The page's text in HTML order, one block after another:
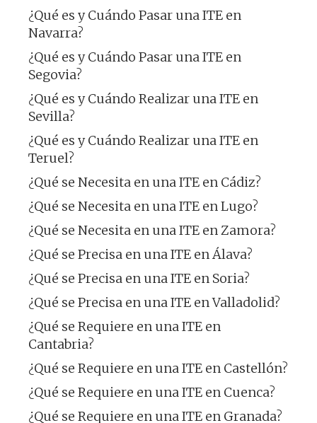
¿Qué es y Cuándo Pasar una ITE en
Navarra?
¿Qué es y Cuándo Pasar una ITE en
Segovia?
¿Qué es y Cuándo Realizar una ITE en
Sevilla?
¿Qué es y Cuándo Realizar una ITE en
Teruel?
¿Qué se Necesita en una ITE en Cádiz?
¿Qué se Necesita en una ITE en Lugo?
¿Qué se Necesita en una ITE en Zamora?
¿Qué se Precisa en una ITE en Álava?
¿Qué se Precisa en una ITE en Soria?
¿Qué se Precisa en una ITE en Valladolid?
¿Qué se Requiere en una ITE en
Cantabria?
¿Qué se Requiere en una ITE en Castellón?
¿Qué se Requiere en una ITE en Cuenca?
¿Qué se Requiere en una ITE en Granada?